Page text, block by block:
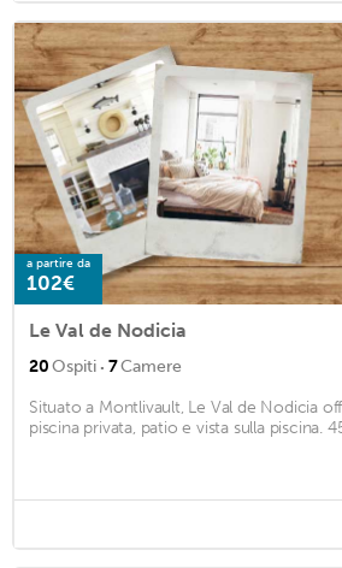
a partire da
102€
Le Val de Nodicia
20Ospiti · 7Camere
Situato a Montlivault, Le Val de Nodicia
piscina privata, patio e vista sulla piscina.